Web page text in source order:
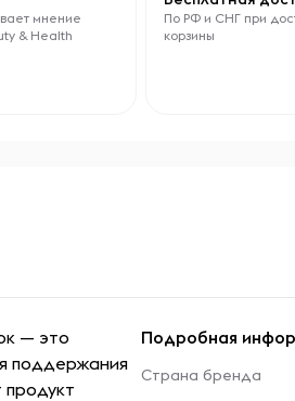
Тип витаминов
мнение
& Health
По РФ и СНГ при
корзины
— это
поддержания
продукт
Подробная
Страна бренда